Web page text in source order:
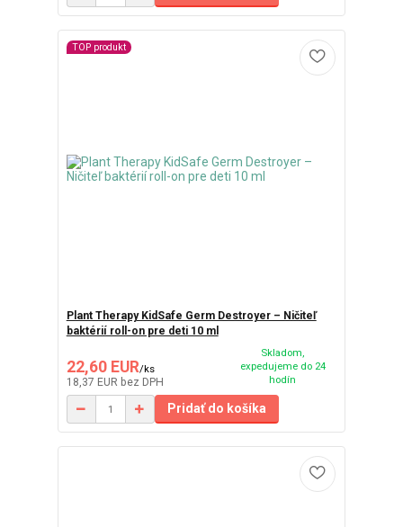
TOP produkt
Plant Therapy KidSafe Germ Destroyer – Ničiteľ
baktérií roll-on pre deti 10 ml
22,60 EUR/ks
18,37 EUR bez DPH
Skladom,
expedujeme do 24
hodín
Pridať do košíka